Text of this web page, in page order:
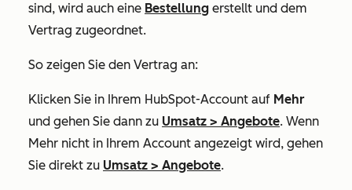
sind, wird auch eine Bestellung erstellt und dem
Vertrag zugeordnet.
So zeigen Sie den Vertrag an:
Klicken Sie in Ihrem HubSpot-Account auf Mehr
und gehen Sie dann zu Umsatz > Angebote. Wenn
Mehr nicht in Ihrem Account angezeigt wird, gehen
Sie direkt zu Umsatz > Angebote.